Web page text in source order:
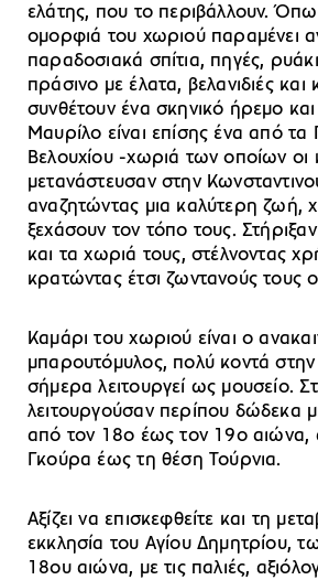
ελάτης, που το περιβάλλουν.
ομορφιά του χωριού παραμένει
παραδοσιακά σπίτια, πηγές,
πράσινο με έλατα, βελανιδιές και
συνθέτουν ένα σκηνικό ήρεμο και
Μαυρίλο είναι επίσης ένα από τα
Βελουχίου -χωριά των οποίων οι
μετανάστευσαν στην
αναζητώντας μια καλύτερη ζωή,
ξεχάσουν τον τόπο τους. Στήριξαν
και τα χωριά τους, στέλνοντας
κρατώντας έτσι ζωντανούς τους
Καμάρι του χωριού είναι ο
μπαρουτόμυλος, πολύ κοντά στην
σήμερα λειτουργεί ως μουσείο.
λειτουργούσαν περίπου δώδεκα
από τον 18ο έως τον 19ο αιώνα,
Γκούρα έως τη θέση Τούρνια.
Αξίζει να επισκεφθείτε και τη
εκκλησία του Αγίου Δημητρίου,
18ου αιώνα, με τις παλιές,